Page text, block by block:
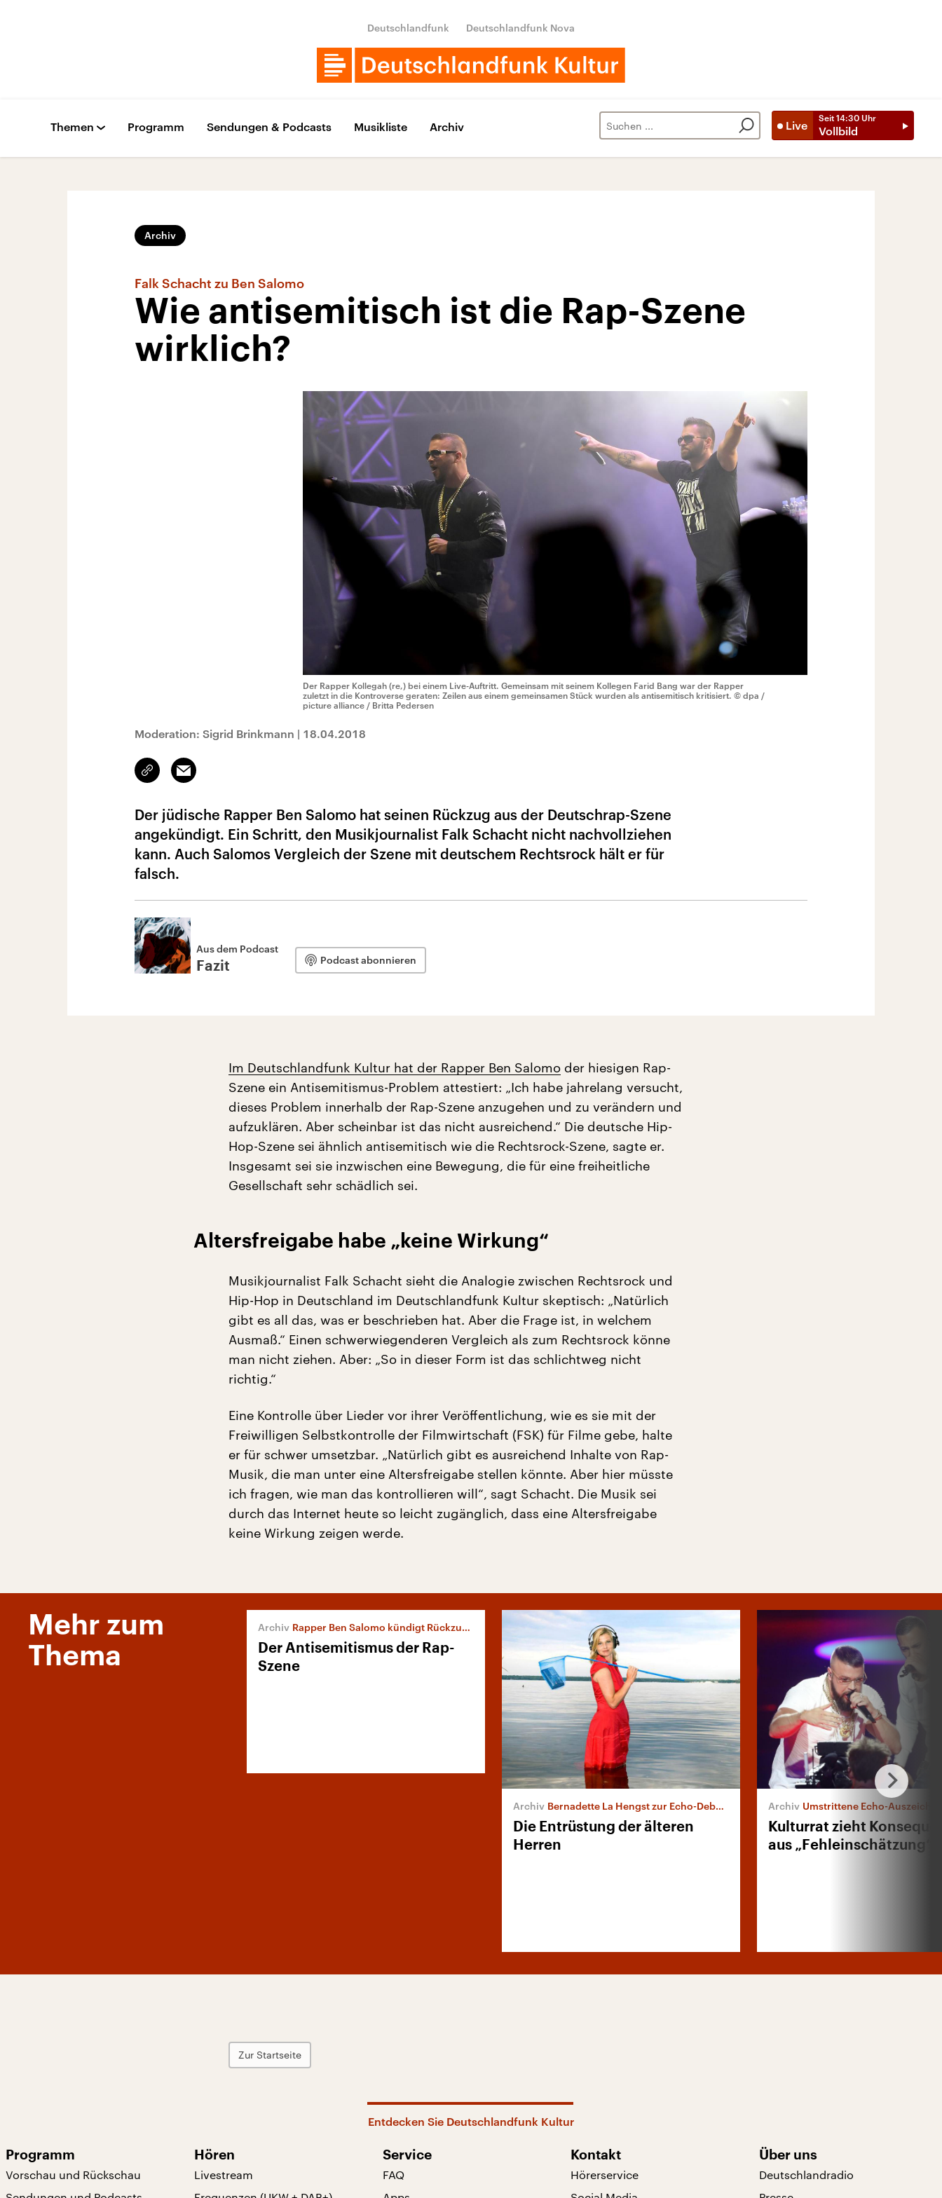
Deutschlandfunk Deutschlandfunk Nova
Live
Seit 14:30 Uhr
Vollbild
Themen Programm Sendungen & Podcasts Musikliste Archiv
Archiv
Falk Schacht zu Ben Salomo
Wie antisemitisch ist die Rap-Szene
wirklich?
Der Rapper Kollegah (re,) bei einem Live-Auftritt. Gemeinsam mit seinem Kollegen Farid Bang war der Rapper
zuletzt in die Kontroverse geraten: Zeilen aus einem gemeinsamen Stück wurden als antisemitisch kritisiert. © dpa /
picture alliance / Britta Pedersen
Moderation: Sigrid Brinkmann | 18.04.2018
Link
kopieren/teilen
Email
Der jüdische Rapper Ben Salomo hat seinen Rückzug aus der Deutschrap-Szene
angekündigt. Ein Schritt, den Musikjournalist Falk Schacht nicht nachvollziehen
kann. Auch Salomos Vergleich der Szene mit deutschem Rechtsrock hält er für
falsch.
Aus dem Podcast
Fazit Podcast abonnieren
Im Deutschlandfunk Kultur hat der Rapper Ben Salomo der hiesigen Rap-
Szene ein Antisemitismus-Problem attestiert: „Ich habe jahrelang versucht,
dieses Problem innerhalb der Rap-Szene anzugehen und zu verändern und
aufzuklären. Aber scheinbar ist das nicht ausreichend.“ Die deutsche Hip-
Hop-Szene sei ähnlich antisemitisch wie die Rechtsrock-Szene, sagte er.
Insgesamt sei sie inzwischen eine Bewegung, die für eine freiheitliche
Gesellschaft sehr schädlich sei.
Altersfreigabe habe „keine Wirkung“
Musikjournalist Falk Schacht sieht die Analogie zwischen Rechtsrock und
Hip-Hop in Deutschland im Deutschlandfunk Kultur skeptisch: „Natürlich
gibt es all das, was er beschrieben hat. Aber die Frage ist, in welchem
Ausmaß.“ Einen schwerwiegenderen Vergleich als zum Rechtsrock könne
man nicht ziehen. Aber: „So in dieser Form ist das schlichtweg nicht
richtig.“
Eine Kontrolle über Lieder vor ihrer Veröffentlichung, wie es sie mit der
Freiwilligen Selbstkontrolle der Filmwirtschaft (FSK) für Filme gebe, halte
er für schwer umsetzbar. „Natürlich gibt es ausreichend Inhalte von Rap-
Musik, die man unter eine Altersfreigabe stellen könnte. Aber hier müsste
ich fragen, wie man das kontrollieren will“, sagt Schacht. Die Musik sei
durch das Internet heute so leicht zugänglich, dass eine Altersfreigabe
keine Wirkung zeigen werde.
Mehr zum
Thema
Rapper Ben Salomo kündigt Rückzug an
Der Antisemitismus der Rap-
Szene
Bernadette La Hengst zur Echo-Debatte
Die Entrüstung der älteren
Herren
Umstrittene Echo-
Kulturrat zieht
aus „Fehleinschätzung“
Zur Startseite
Entdecken Sie Deutschlandfunk Kultur
Programm
Vorschau und Rückschau
Hören
Livestream
Service
FAQ
Kontakt
Hörerservice
Über uns
Deutschlandradio